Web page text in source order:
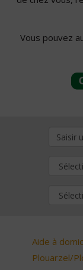
Vous pouvez
Aide à
Plouarzel/